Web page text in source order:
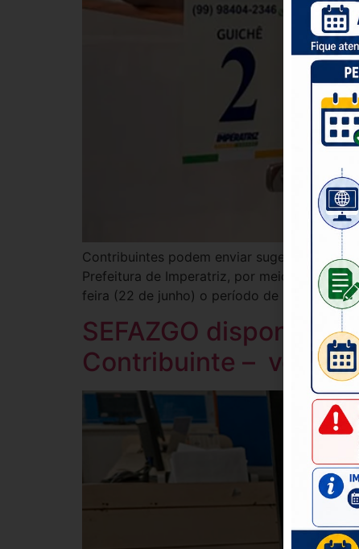
Contribuintes podem enviar sugestões
Prefeitura de Imperatriz, por meio da
feira (22 de junho) o período de
SEFAZGO
Contribuinte – veja o